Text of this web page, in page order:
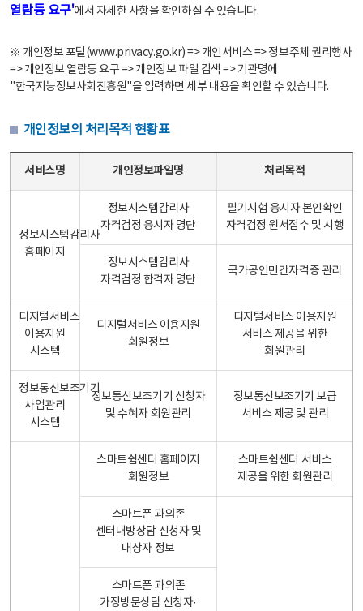
열람등 요구'에서 자세한 사항을 확인하실 수 있습니다.
※ 개인정보 포털(www.privacy.go.kr) => 개인서비스 => 정보주체 권리행사
=> 개인정보 열람등 요구 => 개인정보 파일 검색 => 기관명에
"한국지능정보사회진흥원"을 입력하면 세부 내용을 확인할 수 있습니다.
개인정보의 처리목적 현황표
서비스명 개인정보파일명 처리목적
정보시스템감리사
홈페이지
정보시스템감리사
자격검정 응시자 명단
필기시험 응시자 본인확인
자격검정 원서접수 및 시행
정보시스템감리사
자격검정 합격자 명단
국가공인민간자격증 관리
디지털서비스
이용지원
시스템
디지털서비스 이용지원
회원정보
디지털서비스 이용지원
서비스 제공을 위한
회원관리
정보통신보조기기
사업관리
시스템
정보통신보조기기 신청자
및 수혜자 회원관리
정보통신보조기기 보급
서비스 제공 및 관리
스마트쉼센터 홈페이지
회원정보
스마트쉼센터 서비스
제공을 위한 회원관리
스마트폰 과의존
센터내방상담 신청자 및
대상자 정보
스마트폰 과의존
가정방문상담 신청자·